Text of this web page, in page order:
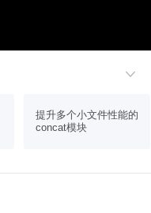

提升多个小文件性能的
concat模块